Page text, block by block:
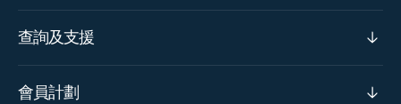
查詢及支援
會員計劃